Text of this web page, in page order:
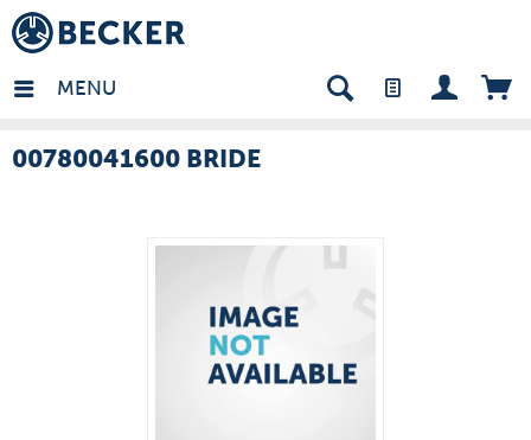
MENU
- FR
00780041600 BRIDE